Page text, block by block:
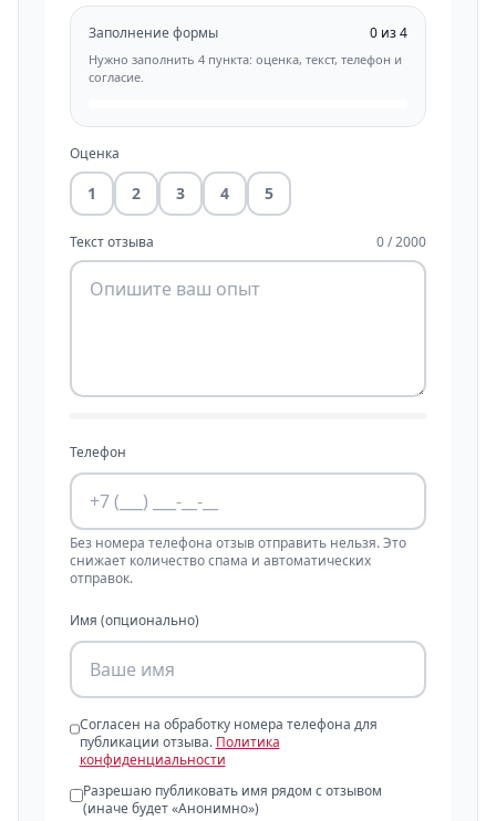
Заполнение формы 0 из 4
Нужно заполнить 4 пункта: оценка, текст, телефон и
согласие.
Оценка
1 2 3 4 5
Текст отзыва 0 / 2000
Телефон
Без номера телефона отзыв отправить нельзя. Это
снижает количество спама и автоматических
отправок.
Имя (опционально)
Согласен на обработку номера телефона для
публикации отзыва. Политика
конфиденциальности
Разрешаю публиковать имя рядом с отзывом
(иначе будет «Анонимно»)